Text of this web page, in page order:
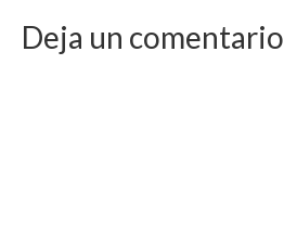
Deja un comentario